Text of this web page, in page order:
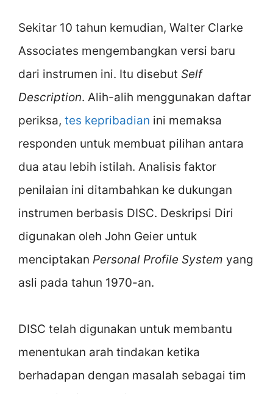
Sekitar 10 tahun kemudian, Walter Clarke
Associates mengembangkan versi baru
dari instrumen ini. Itu disebut Self
Description. Alih-alih menggunakan daftar
periksa, tes kepribadian ini memaksa
responden untuk membuat pilihan antara
dua atau lebih istilah. Analisis faktor
penilaian ini ditambahkan ke dukungan
instrumen berbasis DISC. Deskripsi Diri
digunakan oleh John Geier untuk
menciptakan Personal Profile System yang
asli pada tahun 1970-an.
DISC telah digunakan untuk membantu
menentukan arah tindakan ketika
berhadapan dengan masalah sebagai tim